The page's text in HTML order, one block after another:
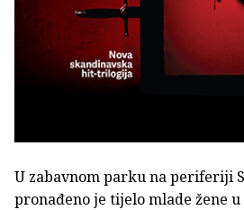
U zabavnom parku na periferiji
pronađeno je tijelo mlade žene